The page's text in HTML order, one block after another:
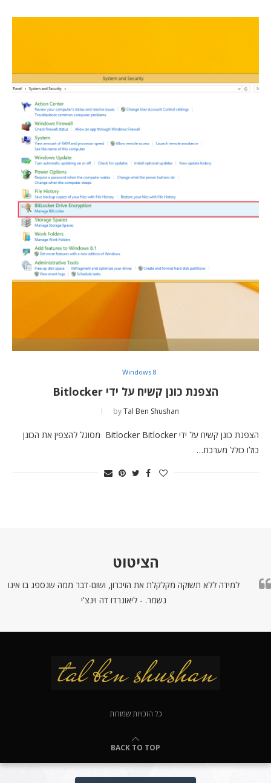
Windows 8
הצפנת כונן קשיח על ידי Bitlocker
byTal Ben Shushan
הצפנת כונן קשיח על ידי Bitlocker Bitlocker מסוגל להצפין את הכונן
כולו כולל מערכת…
הציטוט
למידה ללא תשוקה מקלקלת את הזיכרון, ושום-דבר ממה שנספג בו אינו
נשמר. - ליאונרדו דה וינצ'י
כל הזכויות שמורות
BACK TO TOP